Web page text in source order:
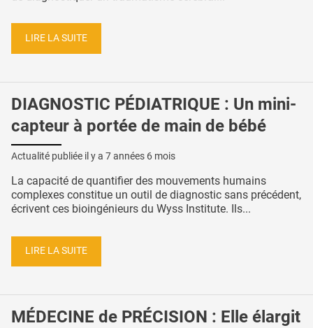
LIRE LA SUITE
DIAGNOSTIC PÉDIATRIQUE : Un mini-
capteur à portée de main de bébé
Actualité publiée il y a 7 années 6 mois
La capacité de quantifier des mouvements humains
complexes constitue un outil de diagnostic sans précédent,
écrivent ces bioingénieurs du Wyss Institute. Ils...
LIRE LA SUITE
MÉDECINE de PRÉCISION : Elle élargit